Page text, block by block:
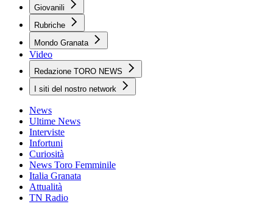
Giovanili
Rubriche
Mondo Granata
Video
Redazione TORO NEWS
I siti del nostro network
News
Ultime News
Interviste
Infortuni
Curiosità
News Toro Femminile
Italia Granata
Attualità
TN Radio